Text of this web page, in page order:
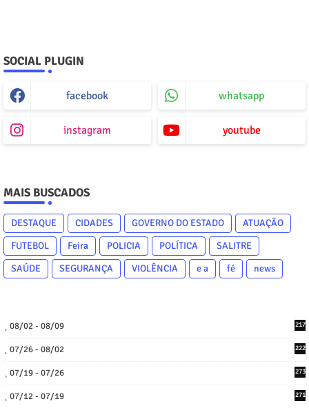
SOCIAL PLUGIN
facebook whatsapp
instagram youtube
MAIS BUSCADOS
DESTAQUE CIDADES GOVERNO DO ESTADO
ATUAÇÃO
FUTEBOL
Feira POLICIA POLÍTICA
SALITRE
SAÚDE
SEGURANÇA VIOLÊNCIA e a fé news
08/02 - 08/09 217
07/26 - 08/02 222
07/19 - 07/26 273
07/12 - 07/19 271